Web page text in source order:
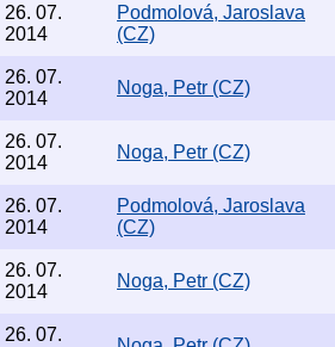
26. 07.
2014
Podmolová, Jaroslava
(CZ)
26. 07.
2014
Noga, Petr (CZ)
26. 07.
2014
Noga, Petr (CZ)
26. 07.
2014
Podmolová, Jaroslava
(CZ)
26. 07.
2014
Noga, Petr (CZ)
26. 07.